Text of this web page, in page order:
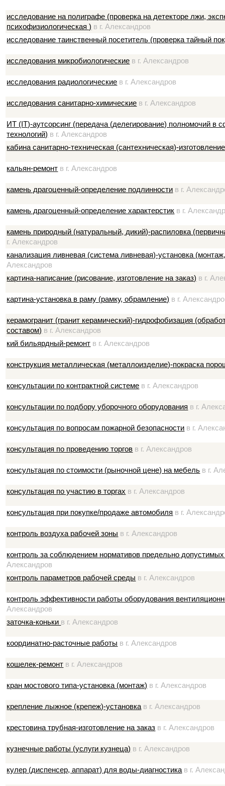
исследование на полиграфе (проверка на детекторе лжи,
психофизиологическая ) в г. Александров
исследование таинственный посетитель (проверка тайный
исследования микробиологические в г. Александров
исследования радиологические в г. Александров
исследования санитарно-химические в г. Александров
ИТ (IT)-аутсорсинг (передача (делегирование) полномочий в
технологий) в г. Александров
кабина санитарно-техническая (сантехническая)-
кальян-ремонт в г. Александров
камень драгоценный-определение подлинности в г.
камень драгоценный-определение характерстик в г.
камень природный (натуральный, дикий)-распиловка
г. Александров
канализация ливневая (система ливневая)-установка
Александров
картина-написание (рисование, изготовление на заказ) в г.
картина-установка в раму (рамку, обрамление) в г.
керамогранит (гранит керамический)-гидрофобизация
составом) в г. Александров
кий бильярдный-ремонт в г. Александров
конструкция металлическая (металлоизделие)-покраска
консультации по контрактной системе в г. Александров
консультации по подбору уборочного оборудования в г.
консультация по вопросам пожарной безопасности в г.
консультация по проведению торгов в г. Александров
консультация по стоимости (рыночной цене) на мебель в г.
консультация по участию в торгах в г. Александров
консультация при покупке/продаже автомобиля в г.
контроль воздуха рабочей зоны в г. Александров
контроль за соблюдением нормативов предельно
Александров
контроль параметров рабочей среды в г. Александров
контроль эффективности работы оборудования
Александров
заточка-коньки в г. Александров
координатно-расточные работы в г. Александров
кошелек-ремонт в г. Александров
кран мостового типа-установка (монтаж) в г. Александров
крепление лыжное (крепеж)-установка в г. Александров
крестовина трубная-изготовление на заказ в г. Александров
кузнечные работы (услуги кузнеца) в г. Александров
кулер (диспенсер, аппарат) для воды-диагностика в г.